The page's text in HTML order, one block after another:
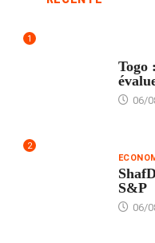
1
Togo
06/
2
S&P
06/